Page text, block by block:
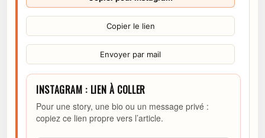
Copier le lien
Envoyer par mail
INSTAGRAM : LIEN À COLLER
Pour une story, une bio ou un message privé :
copiez ce lien propre vers l’article.